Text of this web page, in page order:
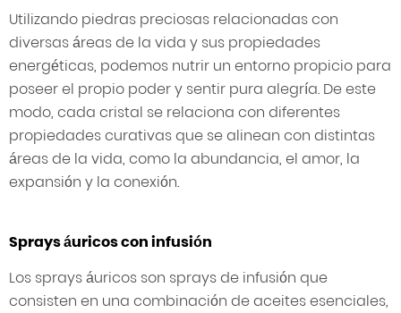
Utilizando piedras preciosas relacionadas con
diversas áreas de la vida y sus propiedades
energéticas, podemos nutrir un entorno propicio para
poseer el propio poder y sentir pura alegría. De este
modo, cada cristal se relaciona con diferentes
propiedades curativas que se alinean con distintas
áreas de la vida, como la abundancia, el amor, la
expansión y la conexión.
Sprays áuricos con infusión
Los sprays áuricos son sprays de infusión que
consisten en una combinación de aceites esenciales,